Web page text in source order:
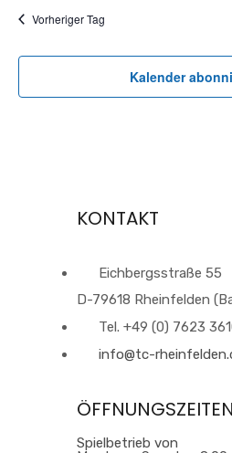
Vorheriger Tag
Kalender
KONTAKT
Eichbergsstraße 55
D-79618 Rheinfelden
Tel. +49 (0) 7623
info@tc-
ÖFFNUNGSZEITEN
Spielbetrieb von